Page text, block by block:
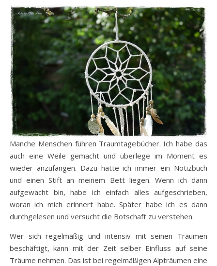
Manche Menschen führen Traumtagebücher. Ich habe das
auch eine Weile gemacht und überlege im Moment es
wieder anzufangen. Dazu hatte ich immer ein Notizbuch
und einen Stift an meinem Bett liegen. Wenn ich dann
aufgewacht bin, habe ich einfach alles aufgeschrieben,
woran ich mich erinnert habe. Später habe ich es dann
durchgelesen und versucht die Botschaft zu verstehen.
Wer sich regelmäßig und intensiv mit seinen Träumen
beschäftigt, kann mit der Zeit selber Einfluss auf seine
Träume nehmen. Das ist bei regelmäßigen Alpträumen eine